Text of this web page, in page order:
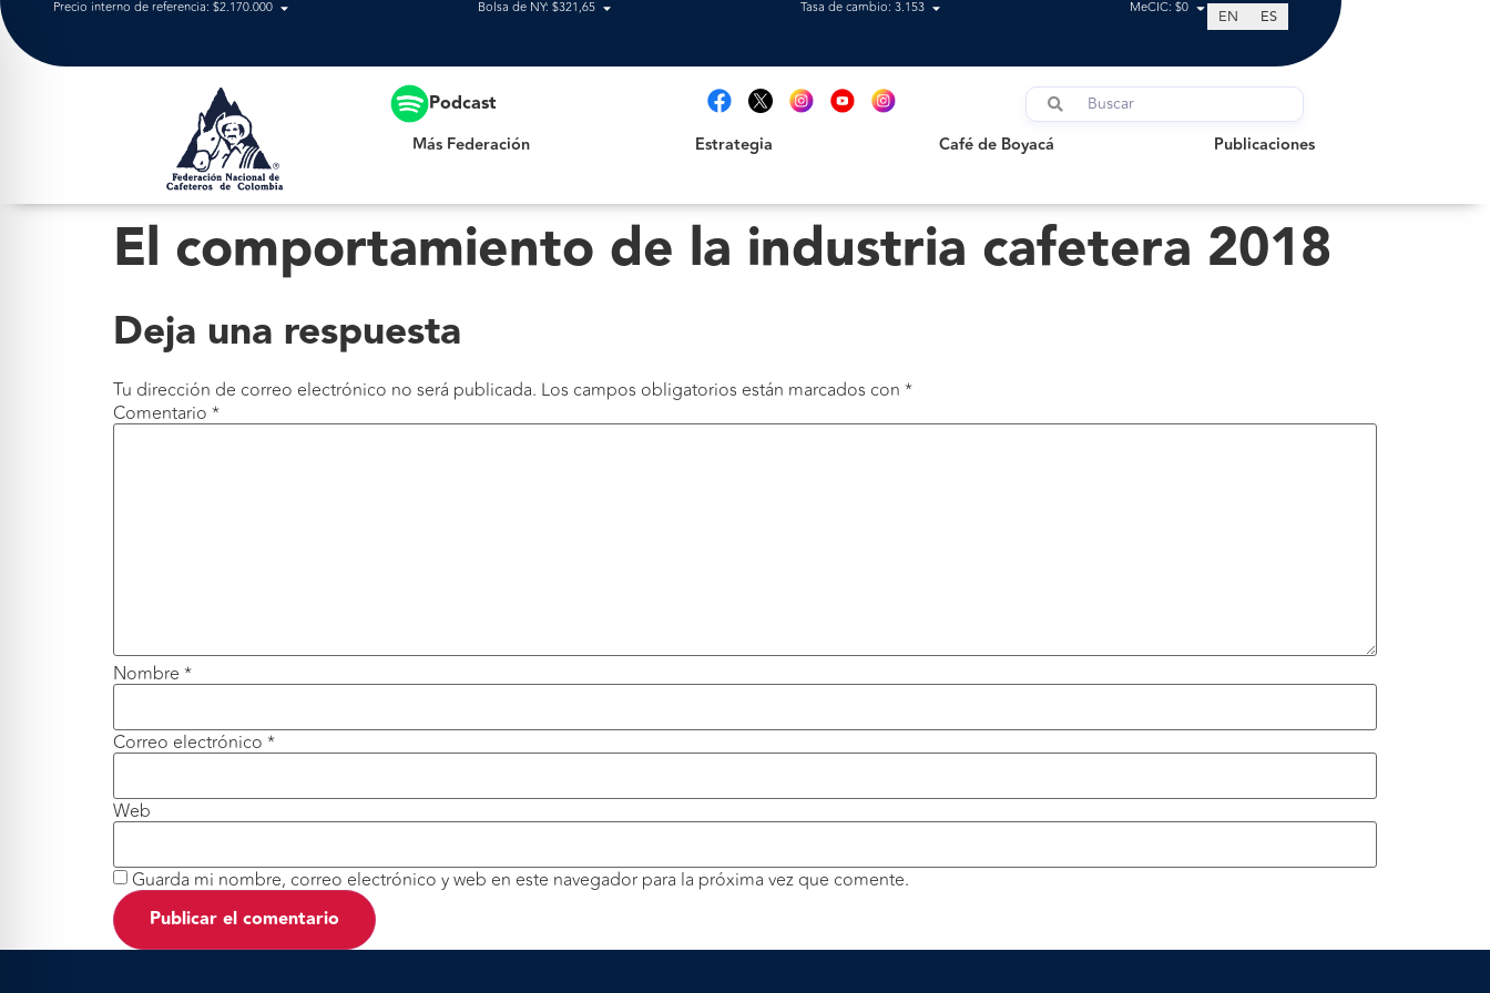
Precio interno de referencia: $2.170.000 Bolsa de NY: $321,65 Tasa de cambio: 3.153 MeCIC: $0 EN ES
Podcast
Más Federación Estrategia Café de Boyacá Publicaciones
Publicaciones
El comportamiento de la industria cafetera 2018
Deja una respuesta
Tu dirección de correo electrónico no será publicada. Los campos obligatorios están marcados con *
Comentario *
Nombre *
Correo electrónico *
Web
Guarda mi nombre, correo electrónico y web en este navegador para la próxima vez que comente.